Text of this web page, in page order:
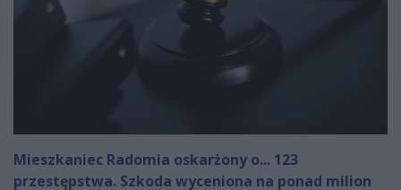
Mieszkaniec Radomia oskarżony o... 123
przestępstwa. Szkoda wyceniona na ponad milion